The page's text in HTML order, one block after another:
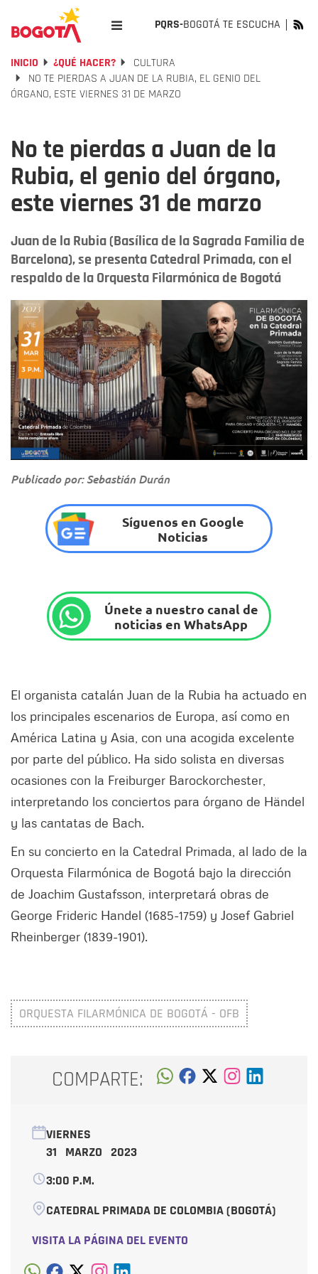
PQRS-BOGOTÁ TE ESCUCHA
INICIO ¿QUÉ HACER?
CULTURA
NO TE PIERDAS A JUAN DE LA RUBIA, EL GENIO DEL
ÓRGANO, ESTE VIERNES 31 DE MARZO
No te pierdas a Juan de la
Rubia, el genio del órgano,
este viernes 31 de marzo
Juan de la Rubia (Basílica de la Sagrada Familia de
Barcelona), se presenta Catedral Primada, con el
respaldo de la Orquesta Filarmónica de Bogotá
Publicado por: Sebastián Durán
Síguenos en Google
Noticias
Únete a nuestro canal de
noticias en WhatsApp
El organista catalán Juan de la Rubia ha actuado en
los principales escenarios de Europa, así como en
América Latina y Asia, con una acogida excelente
por parte del público. Ha sido solista en diversas
ocasiones con la Freiburger Barockorchester,
interpretando los conciertos para órgano de Händel
y las cantatas de Bach.
En su concierto en la Catedral Primada, al lado de la
Orquesta Filarmónica de Bogotá bajo la dirección
de Joachim Gustafsson, interpretará obras de
George Frideric Handel (1685-1759) y Josef Gabriel
Rheinberger (1839-1901).
ORQUESTA FILARMÓNICA DE BOGOTÁ - OFB
COMPARTE:
VIERNES
31 MARZO 2023
3:00 P.M.
CATEDRAL PRIMADA DE COLOMBIA (BOGOTÁ)
VISITA LA PÁGINA DEL EVENTO